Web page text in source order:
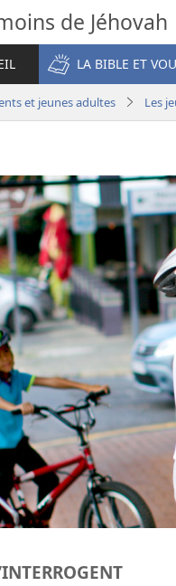
de Jéhovah
LA BIBLE ET
et jeunes adultes Les